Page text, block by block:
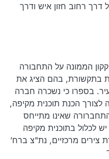
דרך רחוב חזון איש ודרך
הממונה על התחבורה
בתקשורת, בהם הציג את
בספרו כי נשכרה חברה
הכנת תוכנית מקיפה,
שאינו מתייחס
יש לכלול בתוכנית מקיפה
צירים מרכזיים, נת"צ ברח’